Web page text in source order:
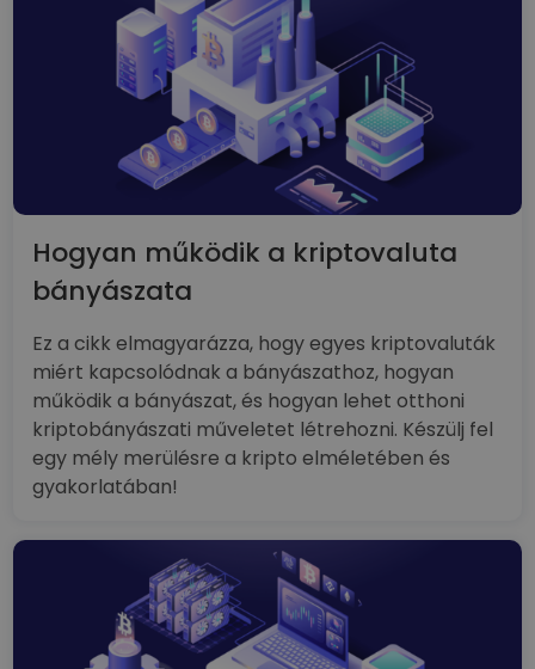
Hogyan működik a kriptovaluta
bányászata
Ez a cikk elmagyarázza, hogy egyes kriptovaluták
miért kapcsolódnak a bányászathoz, hogyan
működik a bányászat, és hogyan lehet otthoni
kriptobányászati műveletet létrehozni. Készülj fel
egy mély merülésre a kripto elméletében és
gyakorlatában!